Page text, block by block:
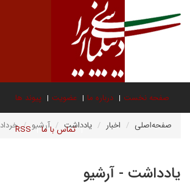
صفحه نخست درباره ما عضویت پیوند ها
تماس با ما RSS صفحه‌اصلی اخبار یادداشت آرشیو خرداد ۱۳۹۴
یادداشت - آرشیو